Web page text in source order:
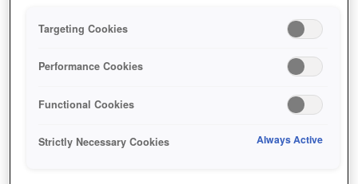
تقنية التصوير ودقة 4K الحاصلة
على براءة اختراع
جودة صورة فائقة بدقة 4K توفر تجربة آسرة
Targeting Cookies
Performance Cookies
Functional Cookies
Strictly Necessary Cookies Always Active